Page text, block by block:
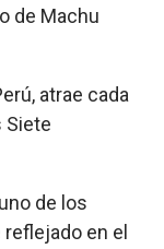
de Machu
atrae cada
Siete
de los
en el